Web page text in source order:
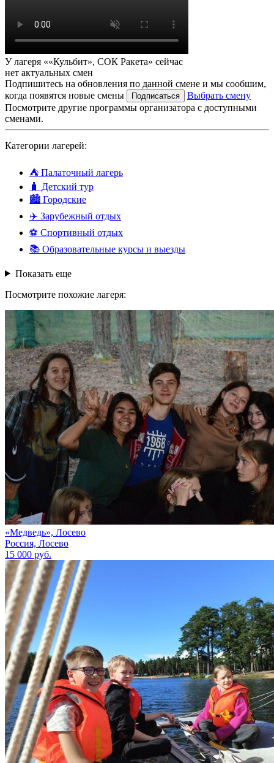
У лагеря ««Кульбит», СОК Ракета» сейчас
нет актуальных смен
Подпишитесь на обновления по данной смене и мы сообшим,
когда появятся новые смены
Подписаться
Выбрать смену
Посмотрите другие программы организатора с доступными
сменами.
Категории лагерей:
⛺ Палаточный лагерь
🧳 Детский тур
🏙️ Городские
✈️ Зарубежный отдых
⚽ Спортивный отдых
📚 Образовательные курсы и выезды
Показать еще
Посмотрите похожие лагеря:
«Медведь», Лосево
Россия, Лосево
15 000 руб.